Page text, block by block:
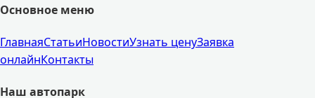
Основное меню
ГлавнаяСтатьиНовостиУзнать ценуЗаявка
онлайнКонтакты
Наш автопарк